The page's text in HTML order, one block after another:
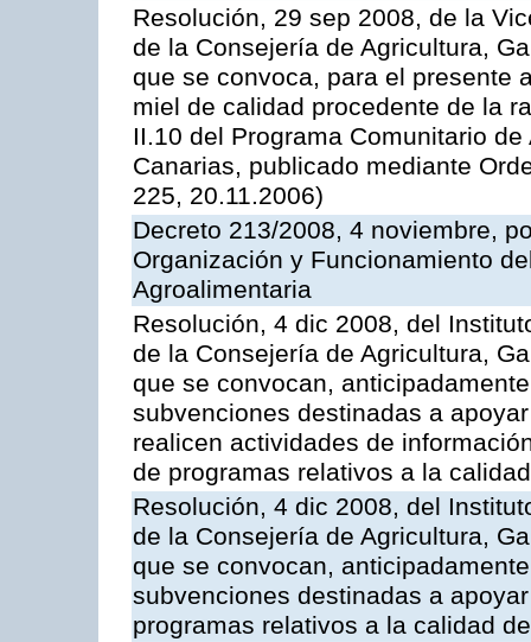
Resolución, 29 sep 2008, de la
de la Consejería de Agricultura,
que se convoca, para el presente
miel de calidad procedente de la
II.10 del Programa Comunitario
Canarias, publicado mediante
225, 20.11.2006)
Decreto 213/2008, 4 noviembre,
Organización y Funcionamiento
Agroalimentaria
Resolución, 4 dic 2008, del
de la Consejería de Agricultura,
que se convocan,
subvenciones destinadas a
realicen actividades de
de programas relativos a la
Resolución, 4 dic 2008, del
de la Consejería de Agricultura,
que se convocan,
subvenciones destinadas a
programas relativos a la calidad